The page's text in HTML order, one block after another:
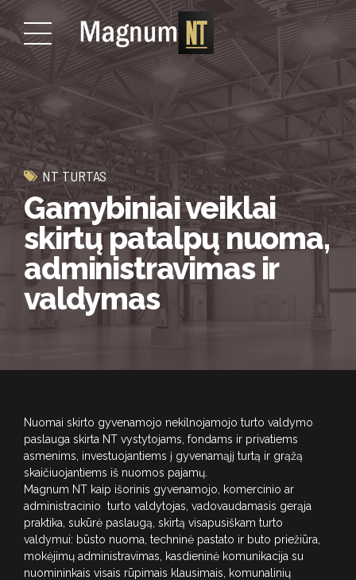
NT TURTAS
Gamybiniai veiklai
skirtų patalpų nuoma,
administravimas ir
valdymas
Nuomai skirto gyvenamojo nekilnojamojo turto valdymo
paslauga skirta NT vystytojams, fondams ir privatiems
asmenims, investuojantiems į gyvenamąjį turtą ir grąžą
skaičiuojantiems iš nuomos pajamų.
Magnum NT kaip išorinis gyvenamojo, komercinio ar
administracinio turto valdytojas, vadovaudamasis gerąja
praktika, sukūrė paslaugą, skirtą visapusiškam turto
valdymui: būsto nuoma, techninė pastato ir buto priežiūra,
mokėjimų administravimas, kasdieninė komunikacija su
nuomininkais visais rūpimais klausimais, komunalinių